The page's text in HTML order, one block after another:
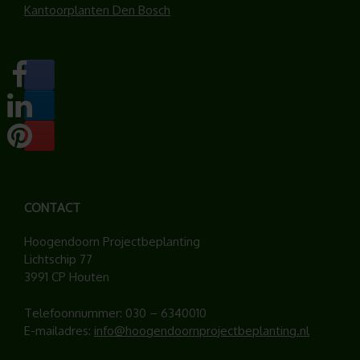
Kantoorplanten Den Bosch
CONTACT
Hoogendoorn Projectbeplanting
Lichtschip 77
3991 CP Houten
Telefoonnummer: 030 – 6340010
E-mailadres: info@hoogendoornprojectbeplanting.nl